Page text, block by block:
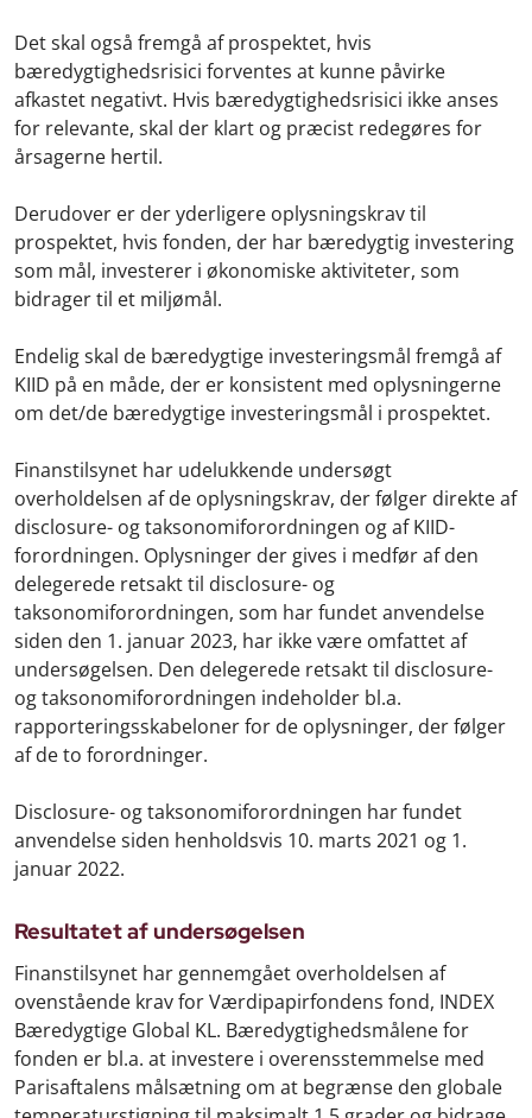
Det skal også fremgå af prospektet, hvis
bæredygtighedsrisici forventes at kunne påvirke
afkastet negativt. Hvis bæredygtighedsrisici ikke anses
for relevante, skal der klart og præcist redegøres for
årsagerne hertil.
Derudover er der yderligere oplysningskrav til
prospektet, hvis fonden, der har bæredygtig investering
som mål, investerer i økonomiske aktiviteter, som
bidrager til et miljømål.
Endelig skal de bæredygtige investeringsmål fremgå af
KIID på en måde, der er konsistent med oplysningerne
om det/de bæredygtige investeringsmål i prospektet.
Finanstilsynet har udelukkende undersøgt
overholdelsen af de oplysningskrav, der følger direkte af
disclosure- og taksonomiforordningen og af KIID-
forordningen. Oplysninger der gives i medfør af den
delegerede retsakt til disclosure- og
taksonomiforordningen, som har fundet anvendelse
siden den 1. januar 2023, har ikke være omfattet af
undersøgelsen. Den delegerede retsakt til disclosure-
og taksonomiforordningen indeholder bl.a.
rapporteringsskabeloner for de oplysninger, der følger
af de to forordninger.
Disclosure- og taksonomiforordningen har fundet
anvendelse siden henholdsvis 10. marts 2021 og 1.
januar 2022.
Resultatet af undersøgelsen
Finanstilsynet har gennemgået overholdelsen af
ovenstående krav for Værdipapirfondens fond, INDEX
Bæredygtige Global KL. Bæredygtighedsmålene for
fonden er bl.a. at investere i overensstemmelse med
Parisaftalens målsætning om at begrænse den globale